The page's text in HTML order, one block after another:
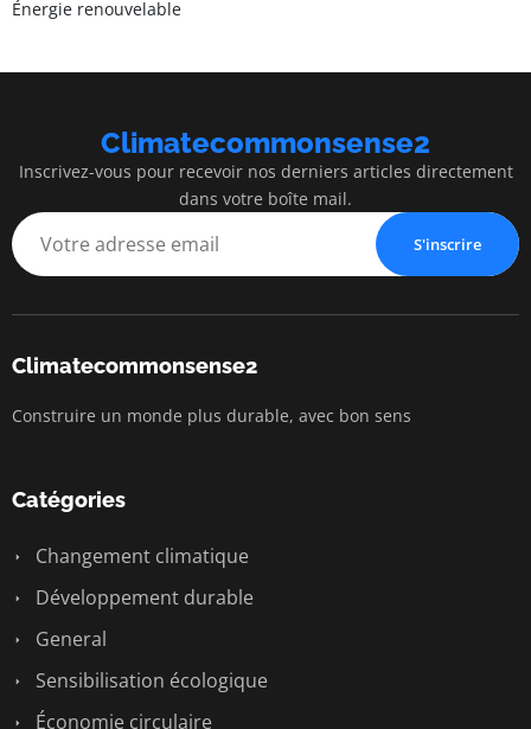
Énergie renouvelable
Climatecommonsense2
Inscrivez-vous pour recevoir nos derniers articles directement
dans votre boîte mail.
S'inscrire
Climatecommonsense2
Construire un monde plus durable, avec bon sens
Catégories
Changement climatique
Développement durable
General
Sensibilisation écologique
Économie circulaire